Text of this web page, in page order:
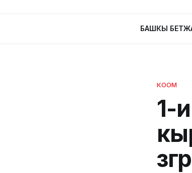
БАШКЫ БЕТ
КООМ
1-